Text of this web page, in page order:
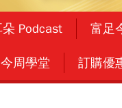
Podcast 富足
今周學堂 訂購優